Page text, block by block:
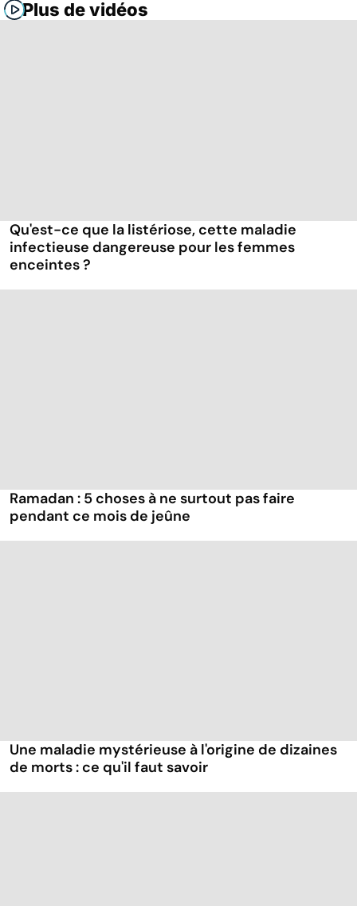
Plus de vidéos
Qu'est-ce que la listériose, cette maladie
infectieuse dangereuse pour les femmes
enceintes ?
Ramadan : 5 choses à ne surtout pas faire
pendant ce mois de jeûne
Une maladie mystérieuse à l'origine de dizaines
de morts : ce qu'il faut savoir